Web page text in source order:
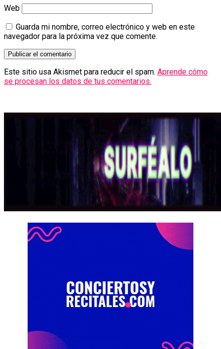
Web
Guarda mi nombre, correo electrónico y web en este
navegador para la próxima vez que comente.
Este sitio usa Akismet para reducir el spam. Aprende cómo
se procesan los datos de tus comentarios.